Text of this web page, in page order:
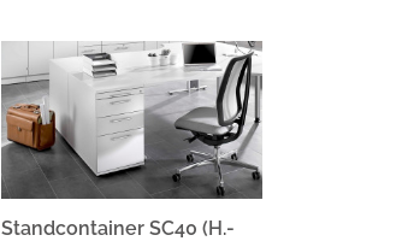
Standcontainer SC40 (H.-